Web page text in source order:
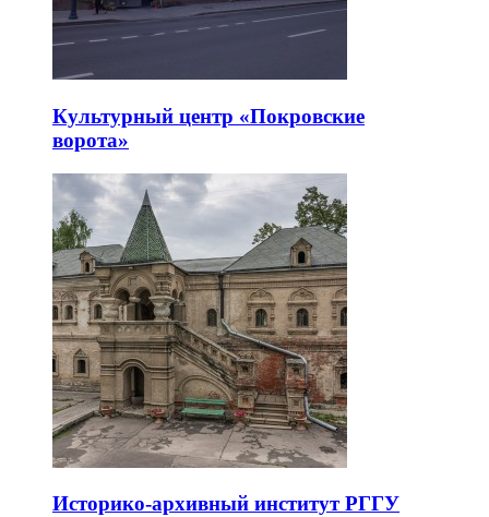
Культурный центр «Покровские
ворота»
Историко-архивный институт РГГУ